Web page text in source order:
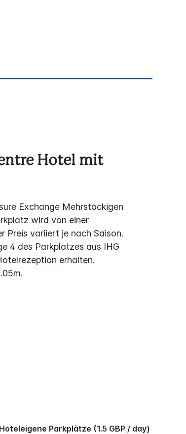
Hotel mit
Exchange Mehrstöckigen
wird von einer
Preis variiert je nach Saison.
4 des Parkplatzes aus IHG
erhalten.
Hoteleigene Parkplätze (1.5 GBP / day)